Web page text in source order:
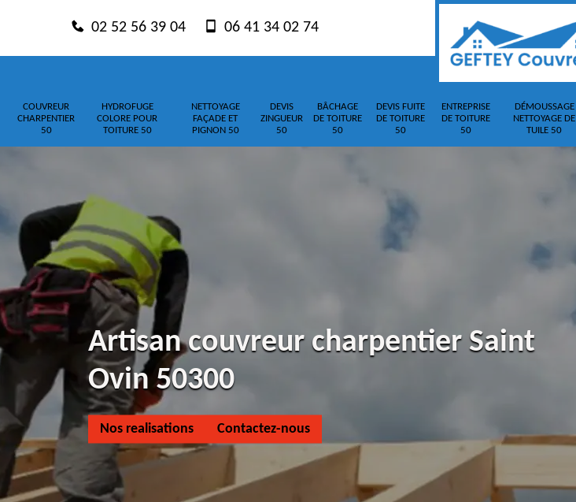
02 52 56 39 04 06 41 34 02 74
COUVREUR
CHARPENTIER
50
HYDROFUGE
COLORE POUR
TOITURE 50
NETTOYAGE
FAÇADE ET
PIGNON 50
DEVIS
ZINGUEUR
50
BÂCHAGE
DE TOITURE
50
DEVIS FUITE
DE TOITURE
50
ENTREPRISE
DE TOITURE
50
DÉMOUSSAGE
NETTOYAGE DE
TUILE 50
Artisan couvreur charpentier Saint
Ovin 50300
Nos realisations Contactez-nous